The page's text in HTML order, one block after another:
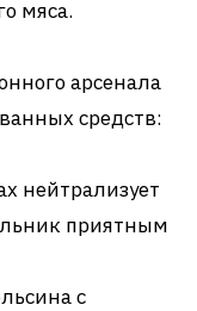
мяса.
арсенала
средств:
нейтрализует
приятным
с